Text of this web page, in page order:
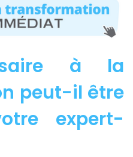
à la
peut-il être
expert-